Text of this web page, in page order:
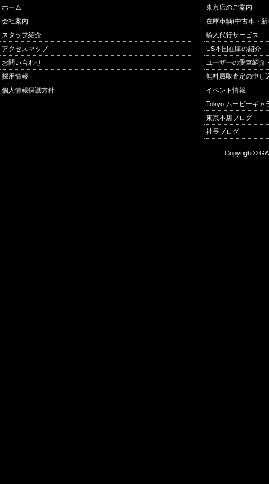
ホーム
会社案内
スタッフ紹介
アクセスマップ
お問い合わせ
採用情報
個人情報保護方針
東京店のご案内
在庫車輌(中古車・
輸入代行サービス
US本国在庫の紹介
ユーザーの愛車紹介
無料買取査定の申し
イベント情報
Tokyo ムービーギャ
東京本店ブログ
社長ブログ
Copyright©